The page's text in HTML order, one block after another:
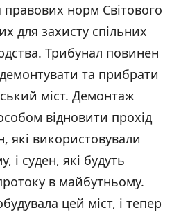
норм Світового
для захисту спільних
Трибунал повинен
та прибрати
міст. Демонтаж
відновити прохід
які використовували
і суден, які будуть
в майбутньому.
цей міст, і тепер